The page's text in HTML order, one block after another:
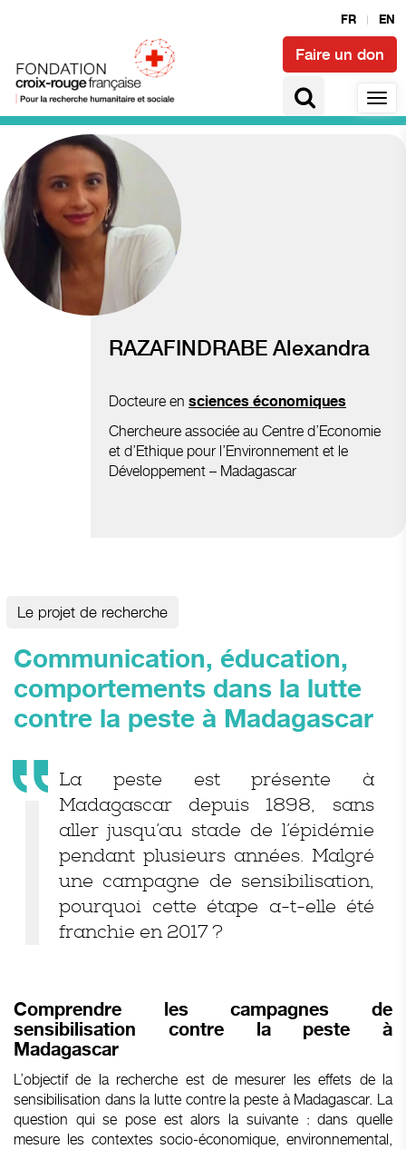
FR EN
Faire un don
Accès à la santé et épidémies
RAZAFINDRABE Alexandra
Docteure en sciences économiques
Chercheure associée au Centre d’Economie
et d’Ethique pour l’Environnement et le
Développement – Madagascar
Le projet de recherche
Communication, éducation,
comportements dans la lutte
contre la peste à Madagascar
La peste est présente à
Madagascar depuis 1898, sans
aller jusqu’au stade de l’épidémie
pendant plusieurs années. Malgré
une campagne de sensibilisation,
pourquoi cette étape a-t-elle été
franchie en 2017 ?
Comprendre les campagnes de
sensibilisation contre la peste à
Madagascar
L’objectif de la recherche est de mesurer les effets de la
sensibilisation dans la lutte contre la peste à Madagascar. La
question qui se pose est alors la suivante : dans quelle
mesure les contextes socio-économique, environnemental,